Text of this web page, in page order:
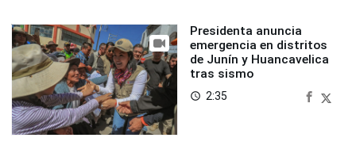
Presidenta anuncia
emergencia en distritos
de Junín y Huancavelica
tras sismo
access_time 2:35